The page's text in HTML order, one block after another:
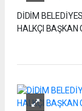
DİDİM
HALKÇI BAŞKAN